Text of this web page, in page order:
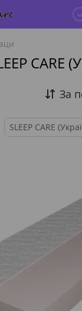
CARE
За
SLEEP CARE